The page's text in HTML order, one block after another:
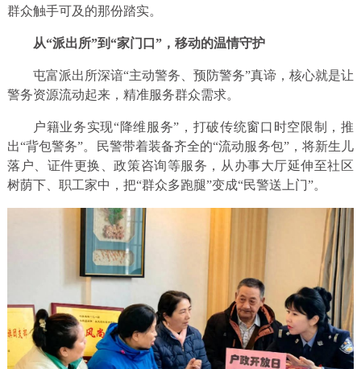
群众触手可及的那份踏实。
从“派出所”到“家门口”，移动的温情守护
屯富派出所深谙“主动警务、预防警务”真谛，核心就是让
警务资源流动起来，精准服务群众需求。
户籍业务实现“降维服务”，打破传统窗口时空限制，推
出“背包警务”。民警带着装备齐全的“流动服务包”，将新生儿
落户、证件更换、政策咨询等服务，从办事大厅延伸至社区
树荫下、职工家中，把“群众多跑腿”变成“民警送上门”。